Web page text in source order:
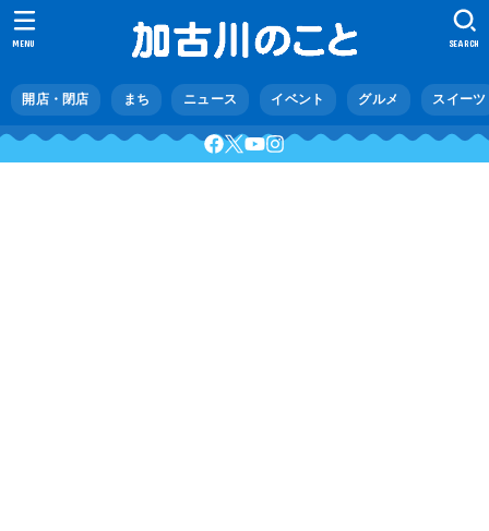
開店・閉店 まち ニュース イベント グルメ スイーツ
SEARCH
MENU